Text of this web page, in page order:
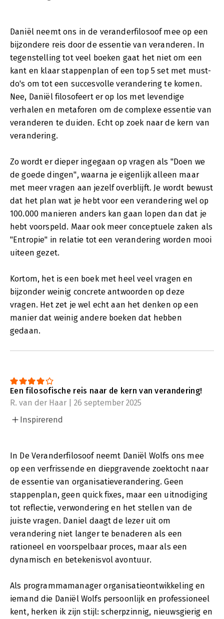
Daniël neemt ons in de veranderfilosoof mee op een
bijzondere reis door de essentie van veranderen. In
tegenstelling tot veel boeken gaat het niet om een
kant en klaar stappenplan of een top 5 set met must-
do's om tot een succesvolle verandering te komen.
Nee, Daniël filosofeert er op los met levendige
verhalen en metaforen om de complexe essentie van
veranderen te duiden. Echt op zoek naar de kern van
verandering.
Zo wordt er dieper ingegaan op vragen als "Doen we
de goede dingen", waarna je eigenlijk alleen maar
met meer vragen aan jezelf overblijft. Je wordt bewust
dat het plan wat je hebt voor een verandering wel op
100.000 manieren anders kan gaan lopen dan dat je
hebt voorspeld. Maar ook meer conceptuele zaken als
"Entropie" in relatie tot een verandering worden mooi
uiteen gezet.
Kortom, het is een boek met heel veel vragen en
bijzonder weinig concrete antwoorden op deze
vragen. Het zet je wel echt aan het denken op een
manier dat weinig andere boeken dat hebben
gedaan.
Een filosofische reis naar de kern van verandering!
R. van der Haar | 26 september 2025
Inspirerend
In De Veranderfilosoof neemt Daniël Wolfs ons mee
op een verfrissende en diepgravende zoektocht naar
de essentie van organisatieverandering. Geen
stappenplan, geen quick fixes, maar een uitnodiging
tot reflectie, verwondering en het stellen van de
juiste vragen. Daniel daagt de lezer uit om
verandering niet langer te benaderen als een
rationeel en voorspelbaar proces, maar als een
dynamisch en betekenisvol avontuur.
Als programmamanager organisatieontwikkeling en
iemand die Daniël Wolfs persoonlijk en professioneel
kent, herken ik zijn stijl: scherpzinnig, nieuwsgierig en